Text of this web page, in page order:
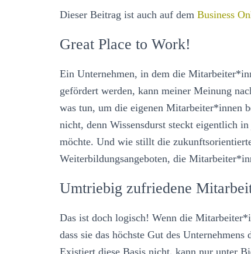
Dieser Beitrag ist auch auf dem Business
Great Place to Work!
Ein Unternehmen, in dem die
gefördert werden, kann meiner Meinung
was tun, um die eigenen Mitarbeiter*innen
nicht, denn Wissensdurst steckt eigentlich
möchte. Und wie stillt die
Weiterbildungsangeboten, die
Umtriebig zufriedene
Das ist doch logisch! Wenn die
dass sie das höchste Gut des
Existiert diese Basis nicht, kann nur unter